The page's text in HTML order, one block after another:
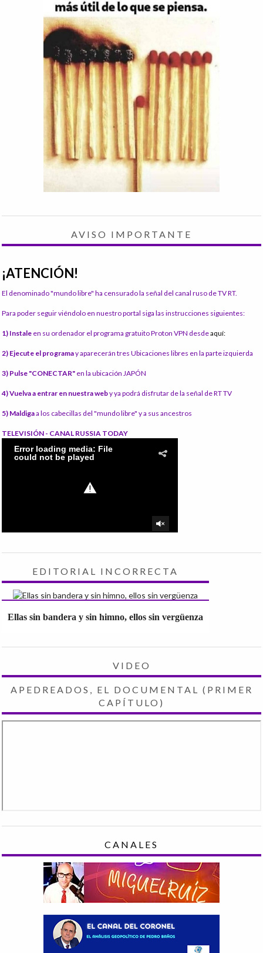
AVISO IMPORTANTE
¡ATENCIÓN!
El denominado "mundo libre" ha censurado la señal del canal ruso de TV RT.
Para poder seguir viéndolo en nuestro portal siga las instrucciones siguientes:
1) Instale en su ordenador el programa gratuito Proton VPN desdeaquí:
2) Ejecute el programay aparecerán tres Ubicaciones libres en la parte izquierda
3) Pulse "CONECTAR" en la ubicación JAPÓN
4) Vuelva a entrar en nuestra weby ya podrá disfrutar de la señal de RT TV
5) Maldigaa los cabecillas del "mundo libre" y a sus ancestros
TELEVISIÓN - CANAL RUSSIA TODAY
EDITORIAL INCORRECTA
Ellas sin bandera y sin himno, ellos sin vergüenza
VIDEO
APEDREADOS, EL DOCUMENTAL (PRIMER
CAPÍTULO)
CANALES